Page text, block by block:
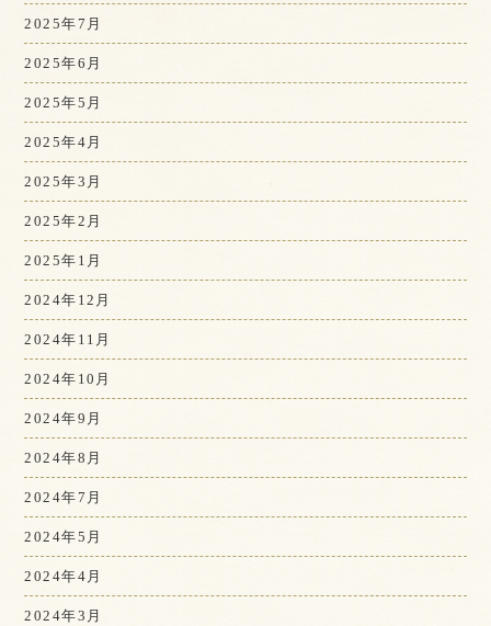
2025年7月
2025年6月
2025年5月
2025年4月
2025年3月
2025年2月
2025年1月
2024年12月
2024年11月
2024年10月
2024年9月
2024年8月
2024年7月
2024年5月
2024年4月
2024年3月